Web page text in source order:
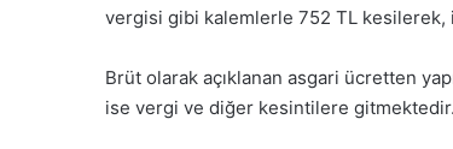
vergisi gibi kalemlerle 752 TL
Brüt olarak açıklanan asgari ücretten
ise vergi ve diğer kesintilere